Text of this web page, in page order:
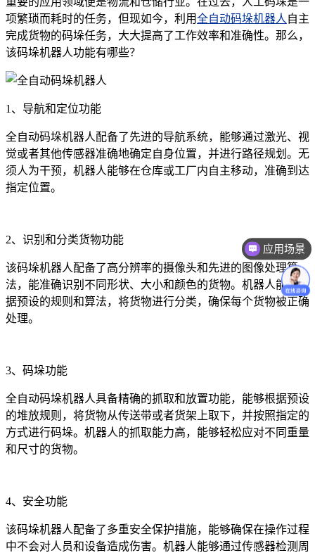
项繁琐而耗时的任务，但现如今，利用全自动码垛机器人 自主
完成货物的码垛任务，大大提高了工作效率和准确性。那么，
该码垛机器人功能有哪些？
1、导航和定位功能
全自动码垛机器人配备了先进的导航系统，能够通过激光、视
觉或者其他传感器准确地确定自身位置，并进行路径规划。无
须人为干预，机器人能够在仓库或工厂内自主移动，准确到达
指定位置。
2、识别和分类货物功能
该码垛机器人配备了高分辨率的摄像头和先进的图像处理算
法，能准确识别不同形状、大小和颜色的货物。机器人能够根
据预设的规则和算法，将货物进行分类，确保每个货物被正确
处理。
3、码垛功能
全自动码垛机器人具备精确的抓取和放置功能，能够根据预设
的堆放规则，将货物从传送带或者货架上取下，并按照指定的
方式进行码垛。机器人的抓取能力高，能够轻松应对不同重量
和尺寸的货物。
4、安全功能
该码垛机器人配备了多重安全保护措施，能够确保在操作过程
中不会对人员和设备造成伤害。机器人能够通过传感器检测周
应用场景